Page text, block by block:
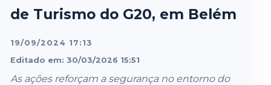
de Turismo do G20, em Belém
19/09/2024 17:13
Editado em: 30/03/2026 15:51
As ações reforçam a segurança no entorno do